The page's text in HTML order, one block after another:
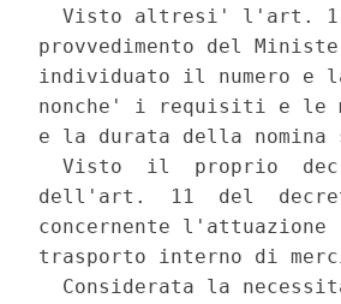
Visto altresi' l'art.
provvedimento del
individuato il numero e
nonche' i requisiti e le
e la durata della nomina
Visto  il  proprio
dell'art.  11  del
concernente
trasporto interno di
Considerata la